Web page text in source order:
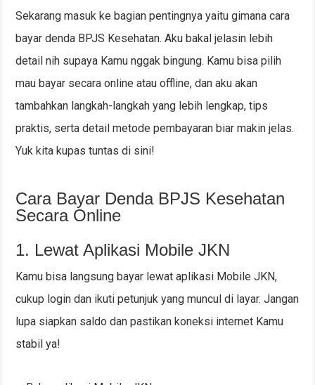
Sekarang masuk ke bagian pentingnya yaitu gimana cara
bayar denda BPJS Kesehatan. Aku bakal jelasin lebih
detail nih supaya Kamu nggak bingung. Kamu bisa pilih
mau bayar secara online atau offline, dan aku akan
tambahkan langkah-langkah yang lebih lengkap, tips
praktis, serta detail metode pembayaran biar makin jelas.
Yuk kita kupas tuntas di sini!
Cara Bayar Denda BPJS Kesehatan
Secara Online
1. Lewat Aplikasi Mobile JKN
Kamu bisa langsung bayar lewat aplikasi Mobile JKN,
cukup login dan ikuti petunjuk yang muncul di layar. Jangan
lupa siapkan saldo dan pastikan koneksi internet Kamu
stabil ya!